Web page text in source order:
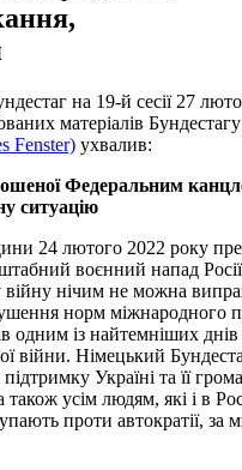
на 19-й сесії 27
матеріалів Бундестагу
Fenster) ухвалив:
Федеральним
ситуацію
24 лютого 2022 року
воєнний напад
війну нічим не можна
норм міжнародного
одним із найтемніших днів
війни. Німецький
підтримку Україні та її
усім людям, які і в
проти автократії, за